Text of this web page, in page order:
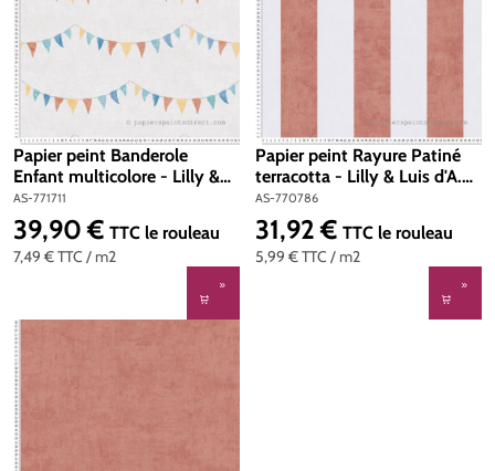
Papier peint Banderole
Enfant multicolore - Lilly &
Luis d'A.S. Création | Réf. AS-
771711
AS-771711
7,49 €TTC / m2
Prix régulier :
39,90 € TTC le rouleau
Papier peint Rayure Patiné
terracotta - Lilly & Luis d'A.S.
Création | Réf. AS-770786
AS-770786
5,99 €TTC / m2
Prix régulier :
31,92 € TTC le rouleau